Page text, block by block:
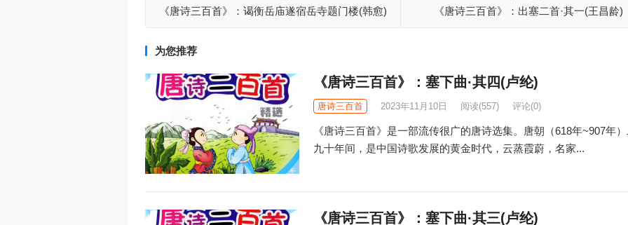
《唐诗三百首》：谒衡岳庙遂宿岳寺题门楼(韩愈)
《唐诗三百首》：出塞二首·其一(王昌龄)
为您推荐
《唐诗三百首》：塞下曲·其四(卢纶)
唐诗三百首 2023年11月10日 阅读(557) 评论(0)
《唐诗三百首》是一部流传很广的唐诗选集。唐朝（618年~907年
九十年间，是中国诗歌发展的黄金时代，云蒸霞蔚，名家...
《唐诗三百首》：塞下曲·其三(卢纶)